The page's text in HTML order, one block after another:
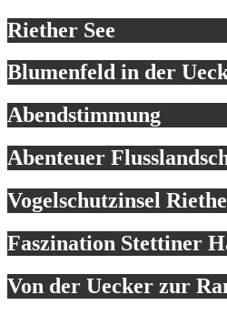
Riether See
Blumenfeld in der
Abendstimmung
Abenteuer
Vogelschutzinsel
Faszination Stettiner
Von der Uecker zur